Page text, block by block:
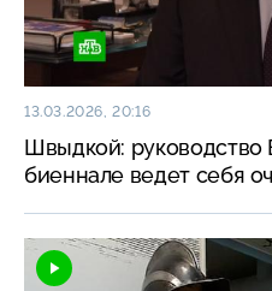
13.03.2026, 20:16
Швыдкой: руководство
биеннале ведет себя